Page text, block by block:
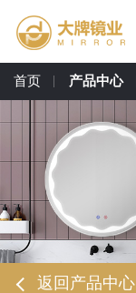
首页 产品中心
返回产品中心